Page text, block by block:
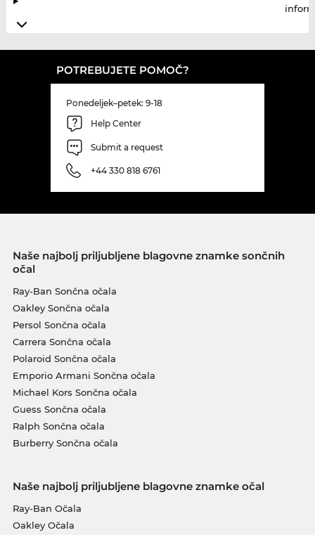
POTREBUJETE POMOČ?
Ponedeljek–petek: 9-18
Help Center
Submit a request
+44 330 818 6761
Naše najbolj priljubljene blagovne znamke sončnih
očal
Ray-Ban Sončna očala
Oakley Sončna očala
Persol Sončna očala
Carrera Sončna očala
Polaroid Sončna očala
Emporio Armani Sončna očala
Michael Kors Sončna očala
Guess Sončna očala
Ralph Sončna očala
Burberry Sončna očala
Naše najbolj priljubljene blagovne znamke očal
Ray-Ban Očala
Oakley Očala